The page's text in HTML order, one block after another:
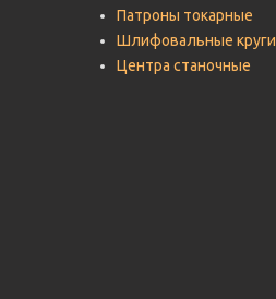
Патроны токарные
Шлифовальные круги
Центра станочные